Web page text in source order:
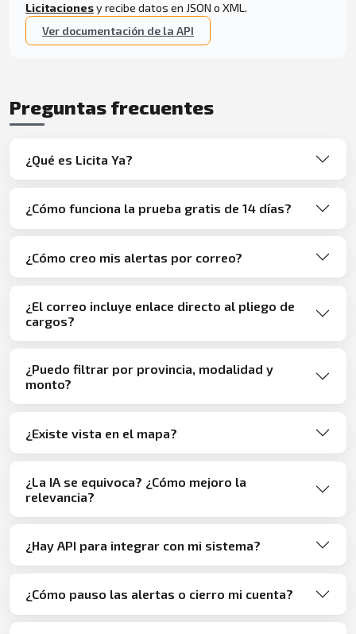
Licitacionesy recibe datos en JSON o XML.
Ver documentación de la API
Preguntas frecuentes
¿Qué es Licita Ya?
¿Cómo funciona la prueba gratis de 14 días?
¿Cómo creo mis alertas por correo?
¿El correo incluye enlace directo al pliego de
cargos?
¿Puedo filtrar por provincia, modalidad y
monto?
¿Existe vista en el mapa?
¿La IA se equivoca? ¿Cómo mejoro la
relevancia?
¿Hay API para integrar con mi sistema?
¿Cómo pauso las alertas o cierro mi cuenta?